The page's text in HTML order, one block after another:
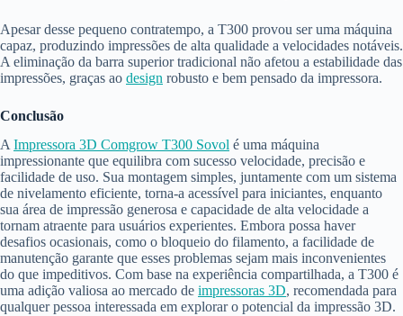
Apesar desse pequeno contratempo, a T300 provou ser uma máquina
capaz, produzindo impressões de alta qualidade a velocidades notáveis.
A eliminação da barra superior tradicional não afetou a estabilidade das
impressões, graças ao design robusto e bem pensado da impressora.
Conclusão
A Impressora 3D Comgrow T300 Sovol é uma máquina
impressionante que equilibra com sucesso velocidade, precisão e
facilidade de uso. Sua montagem simples, juntamente com um sistema
de nivelamento eficiente, torna-a acessível para iniciantes, enquanto
sua área de impressão generosa e capacidade de alta velocidade a
tornam atraente para usuários experientes. Embora possa haver
desafios ocasionais, como o bloqueio do filamento, a facilidade de
manutenção garante que esses problemas sejam mais inconvenientes
do que impeditivos. Com base na experiência compartilhada, a T300 é
uma adição valiosa ao mercado de impressoras 3D, recomendada para
qualquer pessoa interessada em explorar o potencial da impressão 3D.